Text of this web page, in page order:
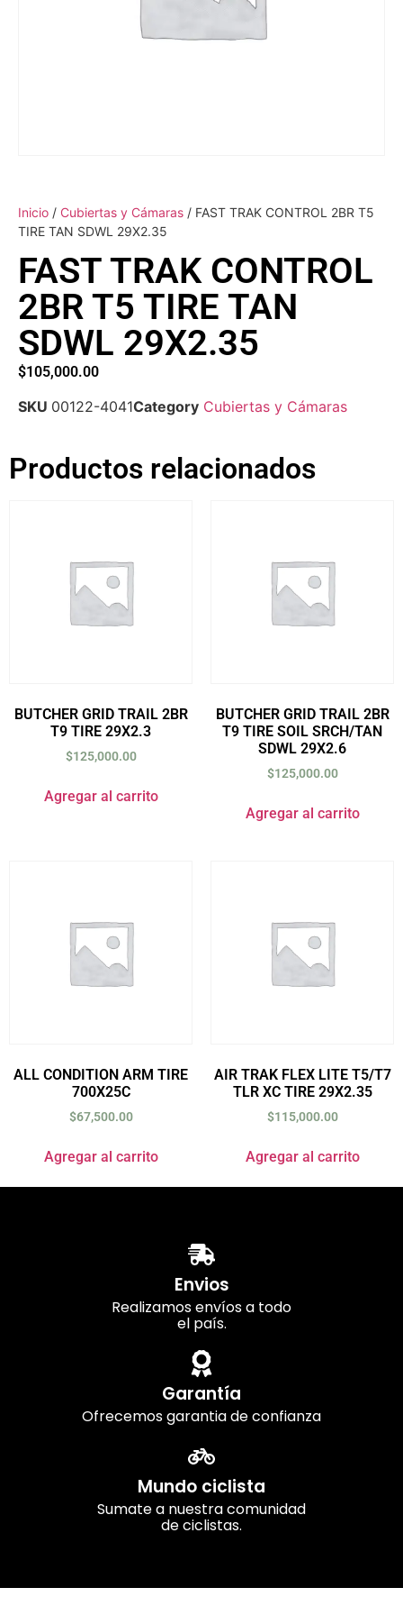
Inicio / Cubiertas y Cámaras / FAST TRAK CONTROL 2BR T5
TIRE TAN SDWL 29X2.35
FAST TRAK CONTROL
2BR T5 TIRE TAN
SDWL 29X2.35
$105,000.00
SKU 00122-4041Category Cubiertas y Cámaras
Productos relacionados
BUTCHER GRID TRAIL 2BR
T9 TIRE 29X2.3
$125,000.00
Agregar al carrito
BUTCHER GRID TRAIL 2BR
T9 TIRE SOIL SRCH/TAN
SDWL 29X2.6
$125,000.00
Agregar al carrito
ALL CONDITION ARM TIRE
700X25C
$67,500.00
Agregar al carrito
AIR TRAK FLEX LITE T5/T7
TLR XC TIRE 29X2.35
$115,000.00
Agregar al carrito
Envios
Realizamos envíos a todo
el país.
Garantía
Ofrecemos garantia de confianza
Mundo ciclista
Sumate a nuestra comunidad
de ciclistas.